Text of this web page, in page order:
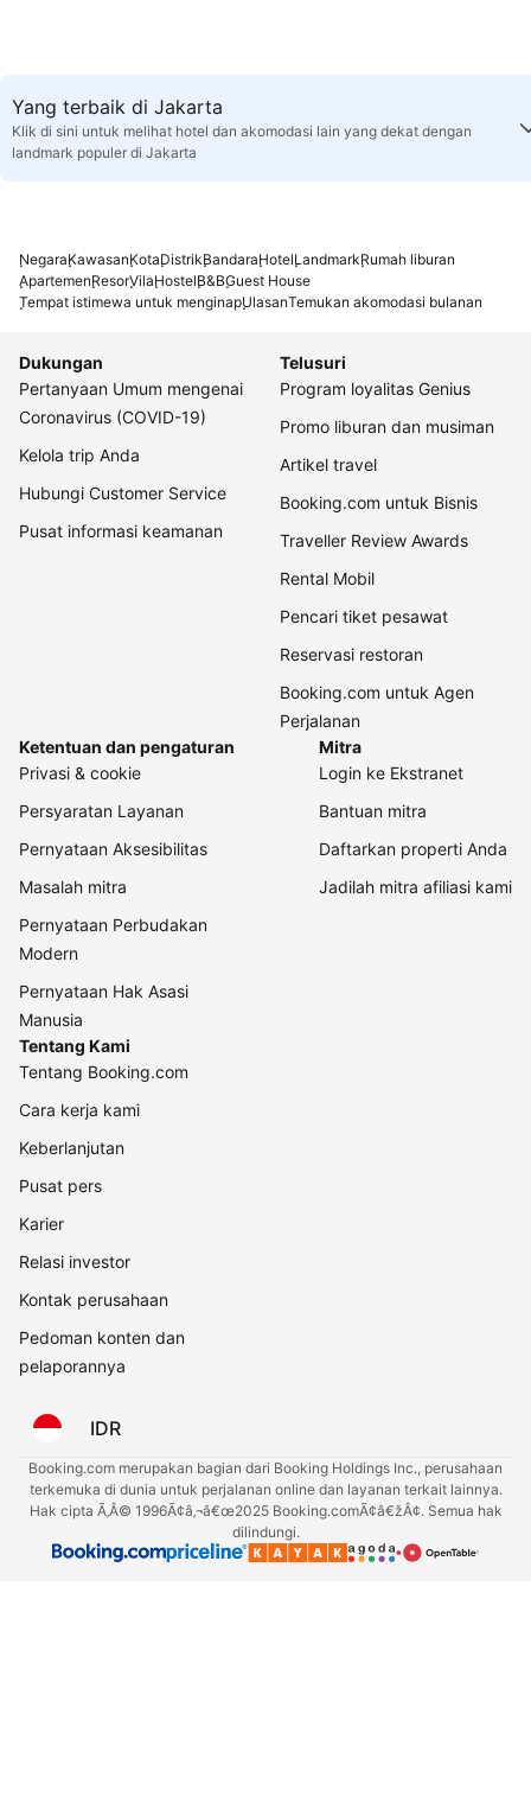
Yang terbaik di Jakarta
Klik di sini untuk melihat hotel dan akomodasi lain yang dekat dengan
landmark populer di Jakarta
NegaraKawasanKotaDistrikBandaraHotelLandmarkRumah liburan
ApartemenResorVilaHostelB&BGuest House
Tempat istimewa untuk menginapUlasanTemukan akomodasi bulanan
Dukungan
Pertanyaan Umum mengenai
Coronavirus (COVID-19)
Kelola trip Anda
Hubungi Customer Service
Pusat informasi keamanan
Telusuri
Program loyalitas Genius
Promo liburan dan musiman
Artikel travel
Booking.com untuk Bisnis
Traveller Review Awards
Rental Mobil
Pencari tiket pesawat
Reservasi restoran
Booking.com untuk Agen
Perjalanan
Ketentuan dan pengaturan
Privasi & cookie
Persyaratan Layanan
Pernyataan Aksesibilitas
Masalah mitra
Pernyataan Perbudakan
Modern
Pernyataan Hak Asasi
Manusia
Mitra
Login ke Ekstranet
Bantuan mitra
Daftarkan properti Anda
Jadilah mitra afiliasi kami
Tentang Kami
Tentang Booking.com
Cara kerja kami
Keberlanjutan
Pusat pers
Karier
Relasi investor
Kontak perusahaan
Pedoman konten dan
pelaporannya
IDR
Booking.com merupakan bagian dari Booking Holdings Inc., perusahaan
terkemuka di dunia untuk perjalanan online dan layanan terkait lainnya.
Hak cipta Ã‚Â© 1996Ã¢â‚¬â€œ2025 Booking.comÃ¢â€žÂ¢. Semua hak
dilindungi.